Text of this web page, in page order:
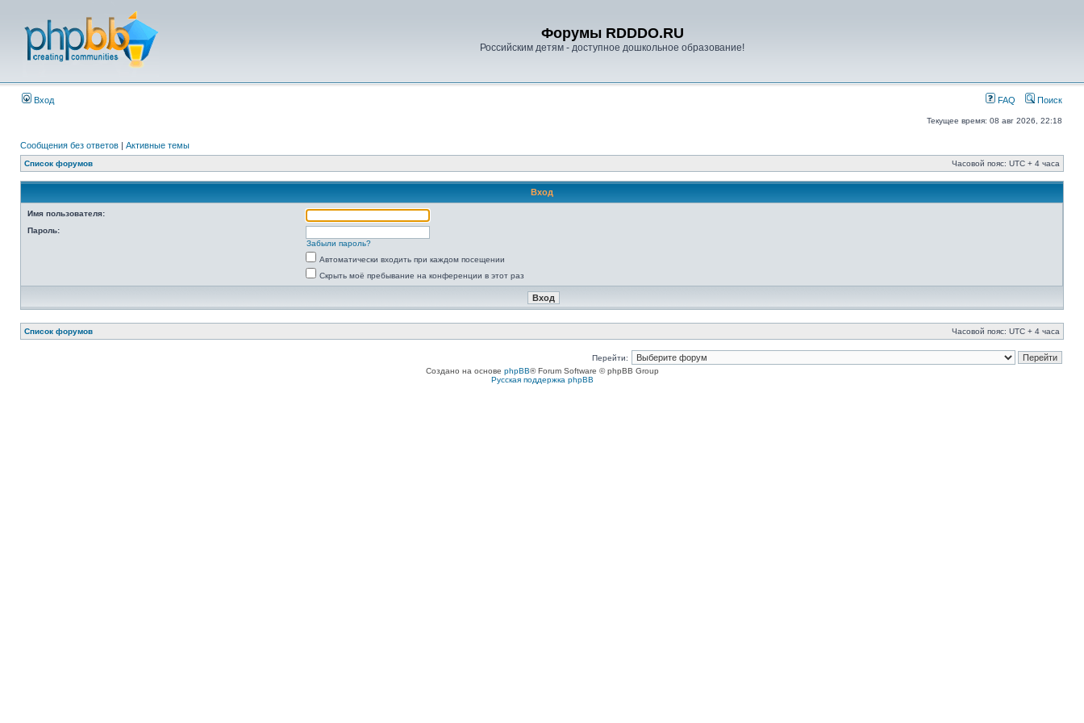
Форумы RDDDO.RU
Российским детям - доступное дошкольное образование!
Вход FAQ Поиск
Текущее время: 08 авг 2026, 22:18
Сообщения без ответов | Активные темы
Список форумов Часовой пояс: UTC + 4 часа
Вход
Имя пользователя:
Пароль:
Забыли пароль?
Автоматически входить при каждом посещении
Скрыть моё пребывание на конференции в этот раз
Список форумов Часовой пояс: UTC + 4 часа
Перейти:
Создано на основе phpBB® Forum Software © phpBB Group
Русская поддержка phpBB